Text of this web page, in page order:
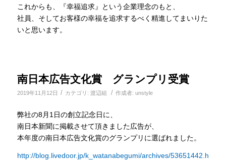
これからも、『幸福追求』という企業理念のもと、
社員、そしてお客様の幸福を追求するべく精進してまいりた
いと思います。
南日本広告文化賞 グランプリ受賞
2019年11月12日 / カテゴリ: 渡辺組 / 作成者: unstyle
弊社の8月1日の創立記念日に、
南日本新聞に掲載させて頂きました広告が、
本年度の南日本広告文化賞のグランプリに選ばれました。
http://blog.livedoor.jp/k_watanabegumi/archives/53651442.html